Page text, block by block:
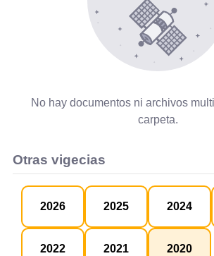
No hay documentos ni archivos
carpeta.
Otras vigecias
2026 2025 2024
2022 2021 2020